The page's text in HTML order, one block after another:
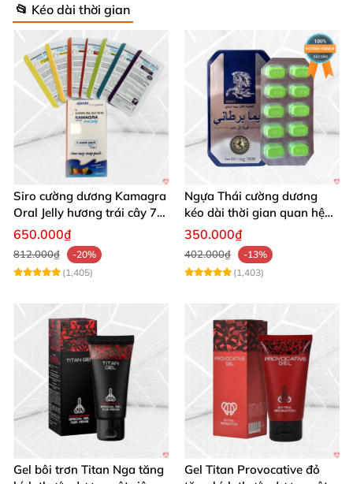
📂 Kéo dài thời gian
Siro cường dương Kamagra
Oral Jelly hương trái cây 7
gói 100g chính hãng
650.000₫
812.000₫
-20%
(1,405)
Ngựa Thái cường dương
kéo dài thời gian quan hệ
nam giới
350.000₫
402.000₫
-13%
(1,403)
Gel bôi trơn Titan Nga tăng
Gel Titan Provocative đỏ